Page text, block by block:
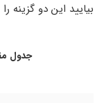
بیایید این دو گزینه
جدول